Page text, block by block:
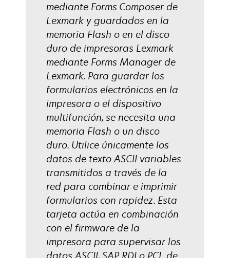
mediante Forms Composer de
Lexmark y guardados en la
memoria Flash o en el disco
duro de impresoras Lexmark
mediante Forms Manager de
Lexmark. Para guardar los
formularios electrónicos en la
impresora o el dispositivo
multifunción, se necesita una
memoria Flash o un disco
duro. Utilice únicamente los
datos de texto ASCII variables
transmitidos a través de la
red para combinar e imprimir
formularios con rapidez. Esta
tarjeta actúa en combinación
con el firmware de la
impresora para supervisar los
datos ASCII, SAP RDI o PCL de